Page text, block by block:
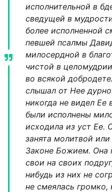
исполнительной в
сведущей в
более исполненной
певшей псалмы
милосердной в
чистой в
во всякой
слышал от Нее
никогда не видел Ее
были исполнены
исходила из уст Ее.
занята молитвой
Законе Божием. Она
свои на своих
нибудь из них не
не смеялась громко,